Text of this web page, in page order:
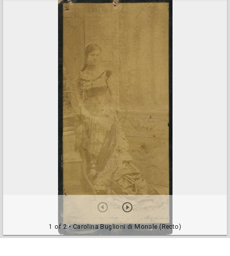
1 of 2• Carolina Buglioni di Monale (Recto)